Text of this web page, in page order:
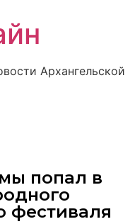
Архангельской
попал в
фестиваля